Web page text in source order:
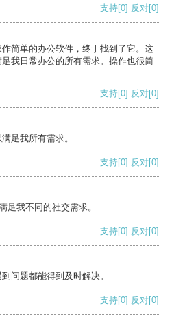
支持[0] 反对[0]
简单的办公软件，终于找到了它。这
我日常办公的所有需求。操作也很简
支持[0] 反对[0]
足我所有需求。
支持[0] 反对[0]
足我不同的社交需求。
支持[0] 反对[0]
问题都能得到及时解决。
支持[0] 反对[0]